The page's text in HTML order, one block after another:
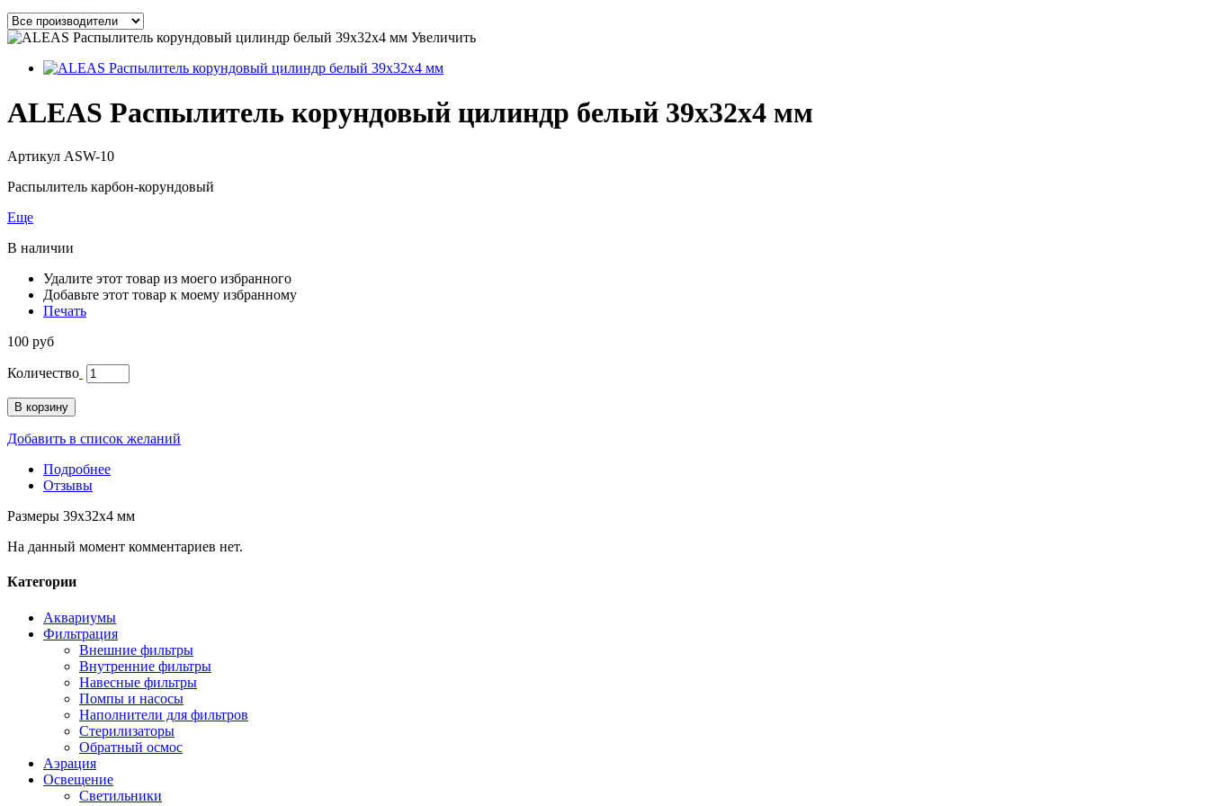
Увеличить
ALEAS Распылитель корундовый цилиндр белый 39x32x4 мм
Артикул ASW-10
Распылитель карбон-корундовый
Еще
В наличии
Удалите этот товар из моего избранного
Добавьте этот товар к моему избранному
Печать
100 руб
Количество
В корзину
Добавить в список желаний
Подробнее
Отзывы
Размеры 39x32x4 мм
На данный момент комментариев нет.
Категории
Аквариумы
Фильтрация
Внешние фильтры
Внутренние фильтры
Навесные фильтры
Помпы и насосы
Наполнители для фильтров
Стерилизаторы
Обратный осмос
Аэрация
Освещение
Светильники